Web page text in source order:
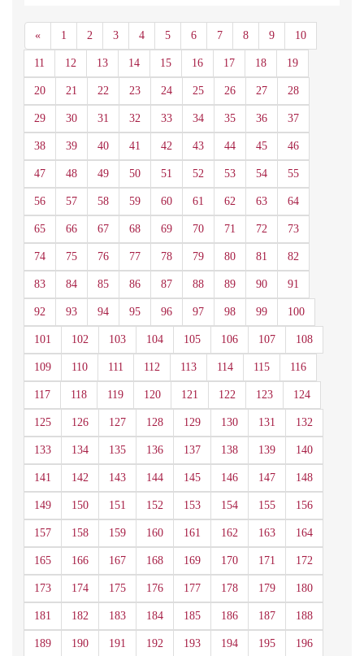
«Anterior
1 2 3 4 5 6 7 8 9 10
11 12 13 14 15 16 17 18 19
20 21 22 23 24 25 26 27 28
29 30 31 32 33 34 35 36 37
38 39 40 41 42 43 44 45 46
47 48 49 50 51 52 53 54 55
56 57 58 59 60 61 62 63 64
65 66 67 68 69 70 71 72 73
74 75 76 77 78 79 80 81 82
83 84 85 86 87 88 89 90 91
92 93 94 95 96 97 98 99 100
101 102 103 104 105 106 107 108
109 110 111 112 113 114 115 116
117 118 119 120 121 122 123 124
125 126 127 128 129 130 131 132
133 134 135 136 137 138 139 140
141 142 143 144 145 146 147 148
149 150 151 152 153 154 155 156
157 158 159 160 161 162 163 164
165 166 167 168 169 170 171 172
173 174 175 176 177 178 179 180
181 182 183 184 185 186 187 188
189 190 191 192 193 194 195 196